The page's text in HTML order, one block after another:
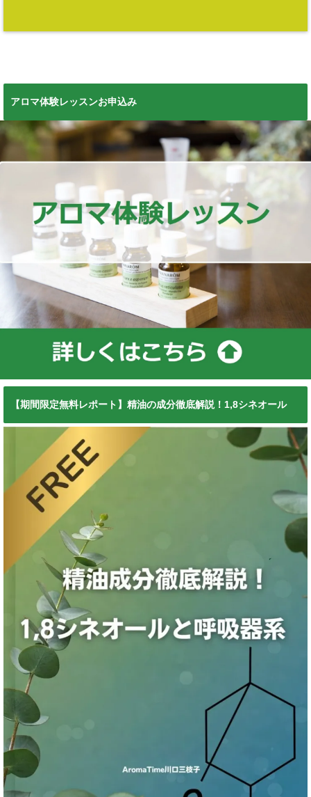
アロマ体験レッスンお申込み
【期間限定無料レポート】精油の成分徹底解説！1,8シネオール